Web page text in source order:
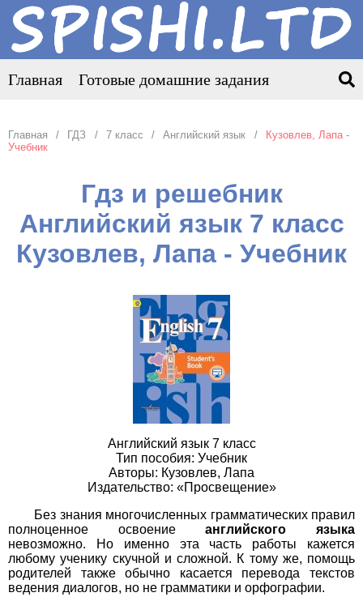
Главная Готовые домашние задания
Главная ГДЗ 7 класс Английский язык
Кузовлев, Лапа -
Учебник
Гдз и решебник
Английский язык 7 класс
Кузовлев, Лапа - Учебник
Английский язык 7 класс
Тип пособия: Учебник
Авторы: Кузовлев, Лапа
Издательство: «Просвещение»
Без знания многочисленных грамматических правил
полноценное освоениеанглийского языка
невозможно. Но именно эта часть работы кажется
любому ученику скучной и сложной. К тому же, помощь
родителей также обычно касается перевода текстов
ведения диалогов, но не грамматики и орфографии.